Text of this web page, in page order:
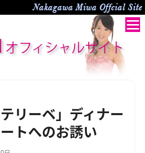
Nakagawa Miwa Offcial Site
オフィシャルサイト
テリーベ」ディナー
トへのお誘い